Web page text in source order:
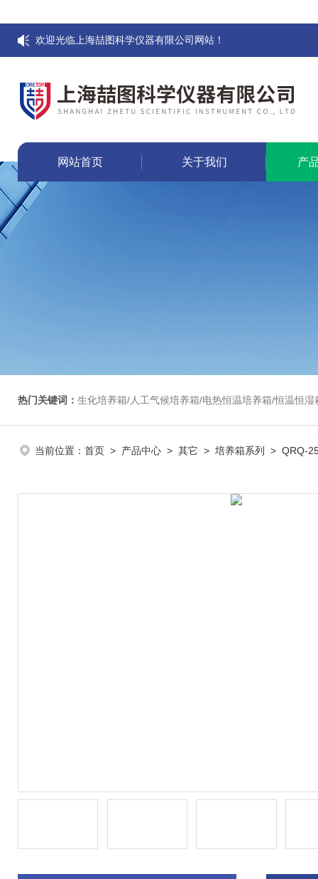
欢迎光临上海喆图科学仪器有限公司网站！
网站首页 关于我们 产
热门关键词： 生化培养箱/人工气候培养箱/电热恒温培养箱/恒温恒湿箱/光照培养箱/二氧化碳培养箱
当前位置： 首页 > 产品中心 > 其它 > 培养箱系列 > QRQ-